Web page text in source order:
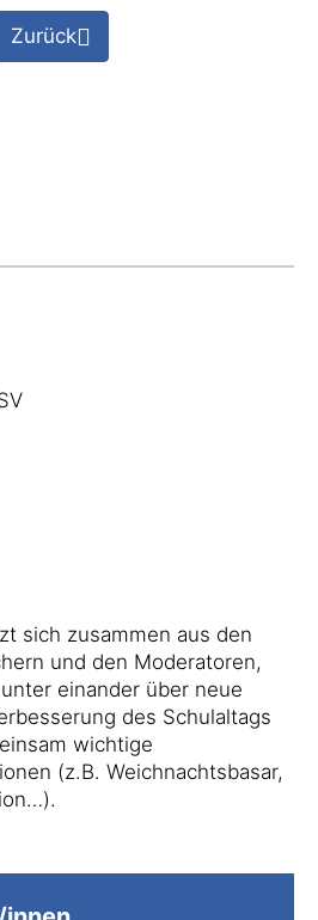
Zurück
sich zusammen aus den
und den Moderatoren,
einander über neue
des Schulaltags
wichtige
(z.B. Weichnachtsbasar,